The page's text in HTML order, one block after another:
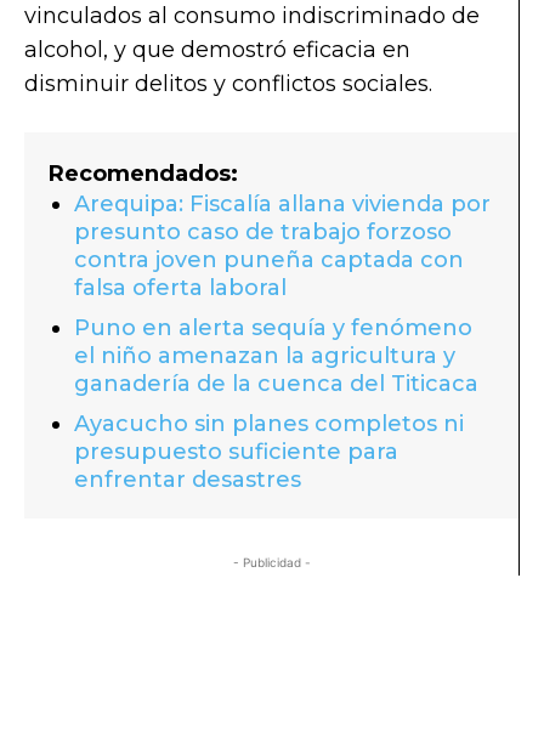
vinculados al consumo indiscriminado de
alcohol, y que demostró eficacia en
disminuir delitos y conflictos sociales.
Recomendados:
Arequipa: Fiscalía allana vivienda por
presunto caso de trabajo forzoso
contra joven puneña captada con
falsa oferta laboral
Puno en alerta sequía y fenómeno
el niño amenazan la agricultura y
ganadería de la cuenca del Titicaca
Ayacucho sin planes completos ni
presupuesto suficiente para
enfrentar desastres
- Publicidad -